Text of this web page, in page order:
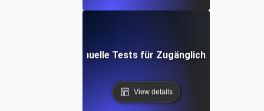
Manuelle Tests für Zugänglichkeit
View details